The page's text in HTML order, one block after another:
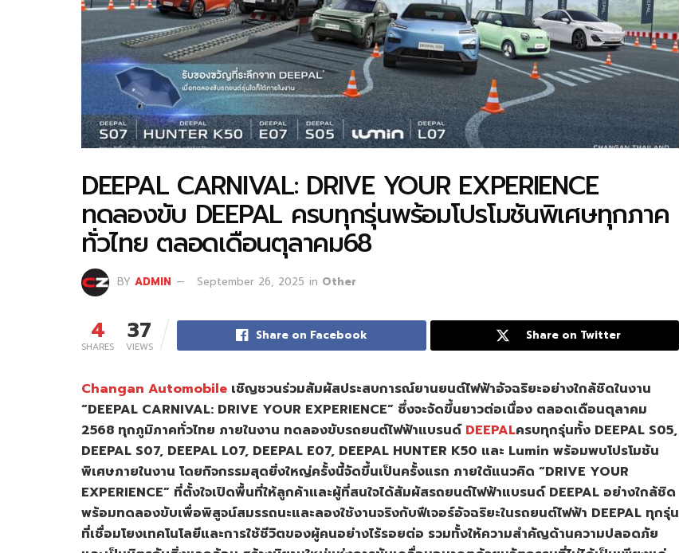
DEEPAL CARNIVAL: DRIVE YOUR EXPERIENCE
ทดลองขับ DEEPAL ครบทุกรุ่นพร้อมโปรโมชันพิเศษทุกภาค
ทั่วไทย ตลอดเดือนตุลาคม68
BY ADMIN September 26, 2025 in Other
4
SHARES
37
VIEWS
Share on Facebook Share on Twitter
Changan Automobile เชิญชวนร่วมสัมผัสประสบการณ์ยานยนต์ไฟฟ้าอัจฉริยะอย่างใกล้ชิดในงาน
“DEEPAL CARNIVAL: DRIVE YOUR EXPERIENCE” ซึ่งจะจัดขึ้นยาวต่อเนื่อง ตลอดเดือนตุลาคม
2568 ทุกภูมิภาคทั่วไทย ภายในงาน ทดลองขับรถยนต์ไฟฟ้าแบรนด์ DEEPALครบทุกรุ่นทั้ง DEEPAL S05,
DEEPAL S07, DEEPAL L07, DEEPAL E07, DEEPAL HUNTER K50 และ Lumin พร้อมพบโปรโมชัน
พิเศษภายในงาน โดยกิจกรรมสุดยิ่งใหญ่ครั้งนี้จัดขึ้นเป็นครั้งแรก ภายใต้แนวคิด “DRIVE YOUR
EXPERIENCE” ที่ตั้งใจเปิดพื้นที่ให้ลูกค้าและผู้ที่สนใจได้สัมผัสรถยนต์ไฟฟ้าแบรนด์ DEEPAL อย่างใกล้ชิด
พร้อมทดลองขับเพื่อพิสูจน์สมรรถนะและลองใช้งานจริงกับฟีเจอร์อัจฉริยะในรถยนต์ไฟฟ้า DEEPAL ทุกรุ่น
ที่เชื่อมโยงเทคโนโลยีและการใช้ชีวิตของผู้คนอย่างไร้รอยต่อ รวมทั้งให้ความสำคัญด้านความปลอดภัย